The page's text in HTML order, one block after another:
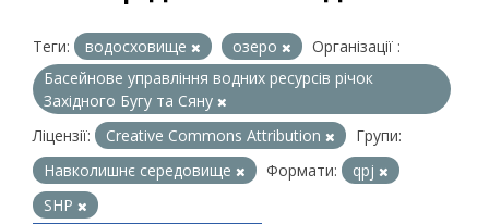
Теги: водосховище озеро
Організації :
Басейнове управління водних ресурсів річок
Західного Бугу та Сяну
Ліцензії:
Creative Commons Attribution
Групи:
Навколишнє середовище
Формати:
qpj
SHP